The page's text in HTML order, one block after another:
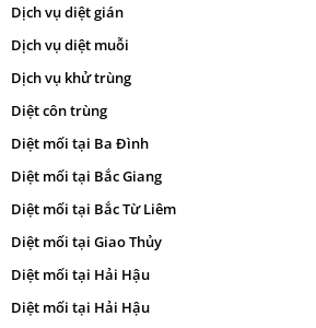
Dịch vụ diệt gián
Dịch vụ diệt muỗi
Dịch vụ khử trùng
Diệt côn trùng
Diệt mối tại Ba Đình
Diệt mối tại Bắc Giang
Diệt mối tại Bắc Từ Liêm
Diệt mối tại Giao Thủy
Diệt mối tại Hải Hậu
Diệt mối tại Hải Hậu